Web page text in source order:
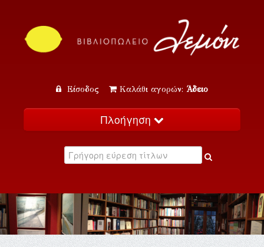
Είσοδος Καλάθι αγορών: Άδειο
Πλοήγηση
Κατάλογος
Εκδηλώσεις
Επικοινωνία